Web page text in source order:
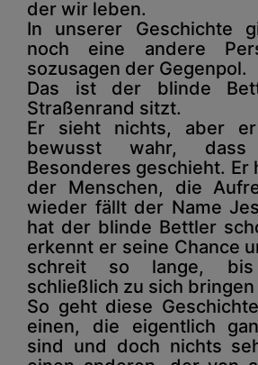
der wir leben.
In unserer Geschichte
noch eine andere
sozusagen der Gegenpol.
Das ist der blinde
Straßenrand sitzt.
Er sieht nichts, aber
bewusst wahr,
Besonderes geschieht. Er
der Menschen, die
wieder fällt der Name
hat der blinde Bettler
erkennt er seine Chance
schreit so lange,
schließlich zu sich bringen
So geht diese
einen, die eigentlich
sind und doch nichts